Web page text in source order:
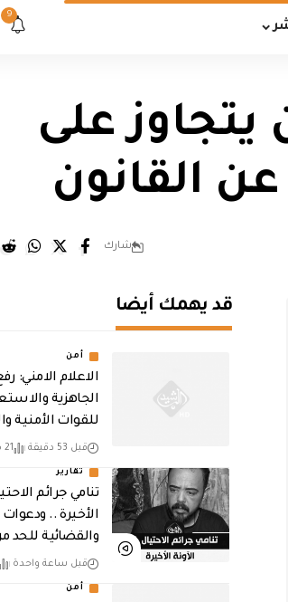
9
على
القانون
شارك
قد يهمك أيضا
أمن
الاعلام الامني:
الجاهزية
للقوات الأمنية
قبل 53 دقيقة 21 مشاهدات
تقارير
تنامي جرائم
الأخيرة ..
والقضائية للحد
قبل ساعة واحدة
أمن